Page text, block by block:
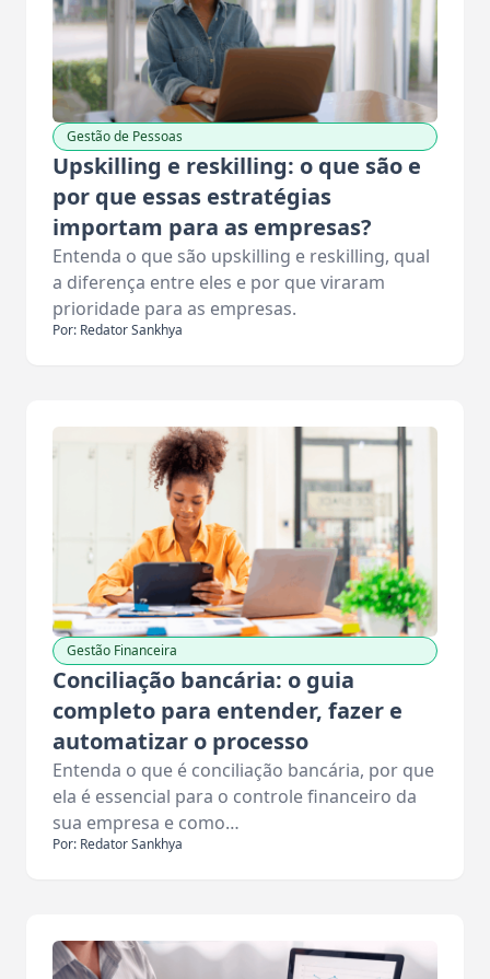
Gestão de Pessoas
Upskilling e reskilling: o que são e
por que essas estratégias
importam para as empresas?
Entenda o que são upskilling e reskilling, qual
a diferença entre eles e por que viraram
prioridade para as empresas.
Por: Redator Sankhya
Gestão Financeira
Conciliação bancária: o guia
completo para entender, fazer e
automatizar o processo
Entenda o que é conciliação bancária, por que
ela é essencial para o controle financeiro da
sua empresa e como…
Por: Redator Sankhya